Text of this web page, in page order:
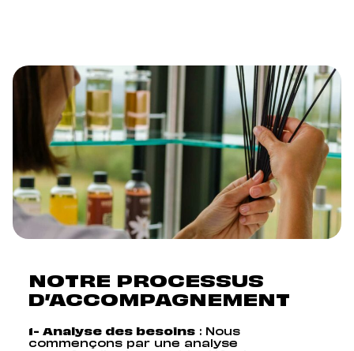
NOTRE PROCESSUS
D’ACCOMPAGNEMENT
1- Analyse des besoins : Nous
commençons par une analyse